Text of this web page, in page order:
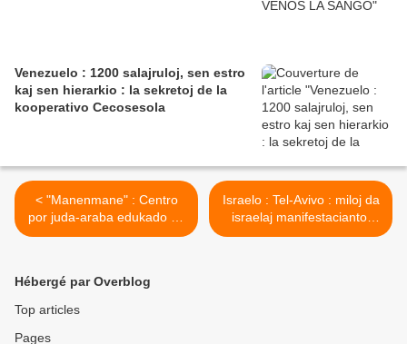
Venezuelo : 1200 salajruloj, sen estro
kaj sen hierarkio : la sekretoj de la
kooperativo Cecosesola
< "Manenmane" : Centro
por juda-araba edukado en
Israelo
Israelo : Tel-Avivo : miloj da
israelaj manifestaciantoj
kontraŭ la milito en Gazao >
Hébergé par Overblog
Top articles
Pages